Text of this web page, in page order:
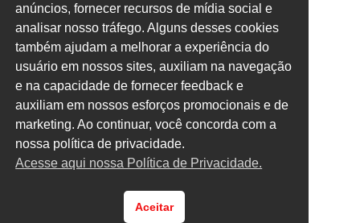
anúncios, fornecer recursos de mídia social e
analisar nosso tráfego. Alguns desses cookies
também ajudam a melhorar a experiência do
usuário em nossos sites, auxiliam na navegação
e na capacidade de fornecer feedback e
auxiliam em nossos esforços promocionais e de
marketing. Ao continuar, você concorda com a
nossa política de privacidade.
Acesse aqui nossa Política de Privacidade.
Aceitar